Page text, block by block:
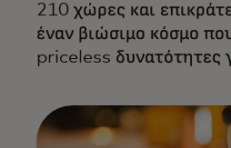
210 χώρες και
έναν βιώσιμο κόσμο
priceless δυνατότητες